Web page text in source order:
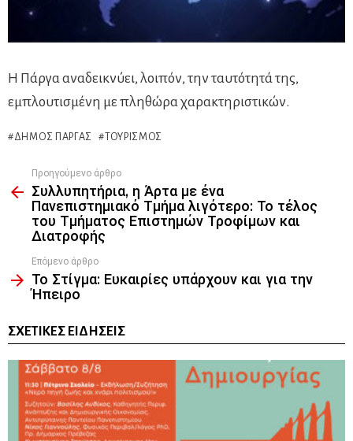
Η Πάργα αναδεικνύει, λοιπόν, την ταυτότητά της,
εμπλουτισμένη με πληθώρα χαρακτηριστικών.
ΔΉΜΟΣ ΠΆΡΓΑΣ ΤΟΥΡΙΣΜΌΣ
more
Προηγούμενο άρθρο
Συλλυπητήρια, η Άρτα με ένα
Πανεπιστημιακό Τμήμα λιγότερο: Το τέλος
του Τμήματος Επιστημών Τροφίμων και
Διατροφής
Επόμενο άρθρο
Το Στίγμα: Ευκαιρίες υπάρχουν και για την
Ήπειρο
ΣΧΕΤΙΚΈΣ ΕΙΔΉΣΕΙΣ